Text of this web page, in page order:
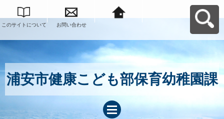
このサイトについて お問い合わせ
浦安市健康こども部保育幼稚園課